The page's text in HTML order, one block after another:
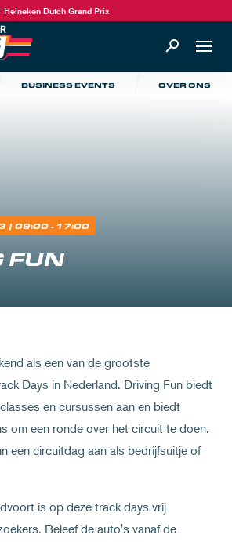
Heineken Dutch Grand Prix
BUSINESS EVENTS OVER ONS
| 09:00 - 17:00
FUN
als een van de grootste
Days in Nederland. Driving Fun biedt
en cursussen aan en biedt
om een ronde over het circuit te doen.
een circuitdag aan als bedrijfsuitje of
is op deze track days vrij
Beleef de auto's vanaf de